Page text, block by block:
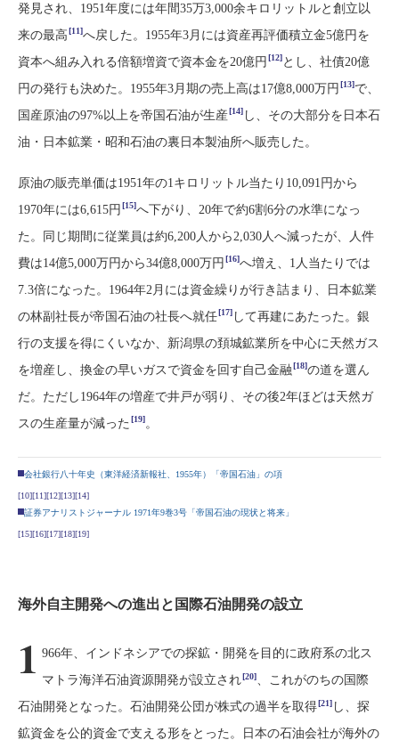
発見され、1951年度には年間35万3,000余キロリットルと創立以
来の最高[11]へ戻した。1955年3月には資産再評価積立金5億円を
資本へ組み入れる倍額増資で資本金を20億円 [12]とし、社債20億
円の発行も決めた。1955年3月期の売上高は17億8,000万円 [13]で、
国産原油の97%以上を帝国石油が生産[14] し、その大部分を日本石
油・日本鉱業・昭和石油の裏日本製油所へ販売した。
原油の販売単価は1951年の1キロリットル当たり10,091円から
1970年には6,615円 [15]へ下がり、20年で約6割6分の水準になっ
た。同じ期間に従業員は約6,200人から2,030人へ減ったが、人件
費は14億5,000万円から34億8,000万円 [16]へ増え、1人当たりでは
7.3倍になった。1964年2月には資金繰りが行き詰まり、日本鉱業
の林副社長が帝国石油の社長へ就任[17] して再建にあたった。銀
行の支援を得にくいなか、新潟県の頚城鉱業所を中心に天然ガス
を増産し、換金の早いガスで資金を回す自己金融[18]の道を選ん
だ。ただし1964年の増産で井戸が弱り、その後2年ほどは天然ガ
スの生産量が減った [19]。
会社銀行八十年史（東洋経済新報社、1955年）「帝国石油」の項
[10][11][12][13][14]
証券アナリストジャーナル 1971年9巻3号「帝国石油の現状と将来」
[15][16][17][18][19]
海外自主開発への進出と国際石油開発の設立
1 966年、インドネシアでの探鉱・開発を目的に政府系の北ス
マトラ海洋石油資源開発が設立され[20]、これがのちの国際
石油開発となった。石油開発公団が株式の過半を取得[21] し、探
鉱資金を公的資金で支える形をとった。日本の石油会社が海外の